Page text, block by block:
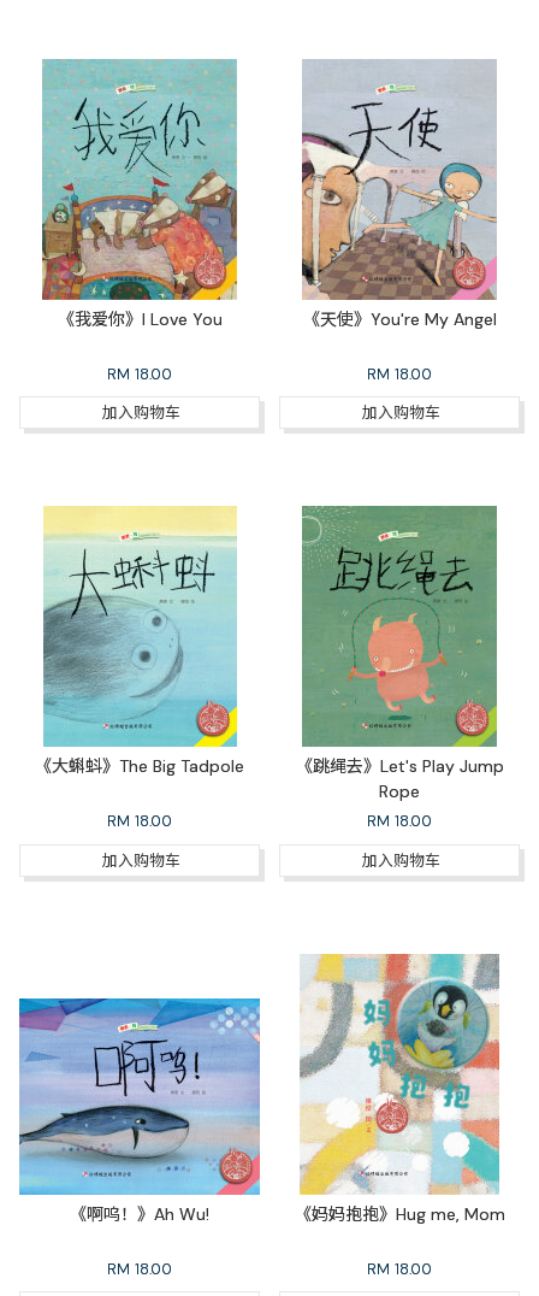
《我爱你》I Love You
RM 18.00
加入购物车
《天使》You're My Angel
RM 18.00
加入购物车
《大蝌蚪》The Big Tadpole
RM 18.00
加入购物车
《跳绳去》Let's Play Jump
Rope
RM 18.00
加入购物车
《啊呜！》Ah Wu!
RM 18.00
《妈妈抱抱》Hug me, Mom
RM 18.00